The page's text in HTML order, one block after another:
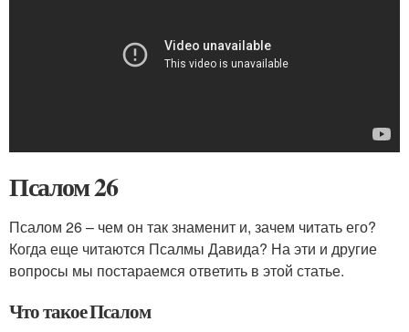
Псалом 26
Псалом 26 – чем он так знаменит и, зачем читать его?
Когда еще читаются Псалмы Давида? На эти и другие
вопросы мы постараемся ответить в этой статье.
Что такое Псалом